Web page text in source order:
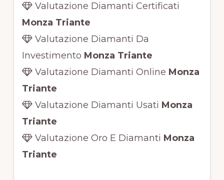
Valutazione Diamanti Certificati
Monza Triante
Valutazione Diamanti Da
Investimento Monza Triante
Valutazione Diamanti Online Monza
Triante
Valutazione Diamanti Usati Monza
Triante
Valutazione Oro E Diamanti Monza
Triante